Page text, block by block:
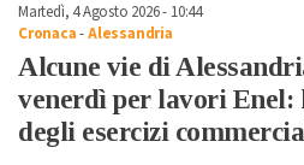
Martedì, 4 Agosto 2026 - 10:44
Cronaca-Alessandria
Alcune vie di
venerdì per lavori Enel:
degli esercizi